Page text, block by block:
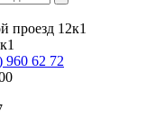
проезд 12к1
960 62 72